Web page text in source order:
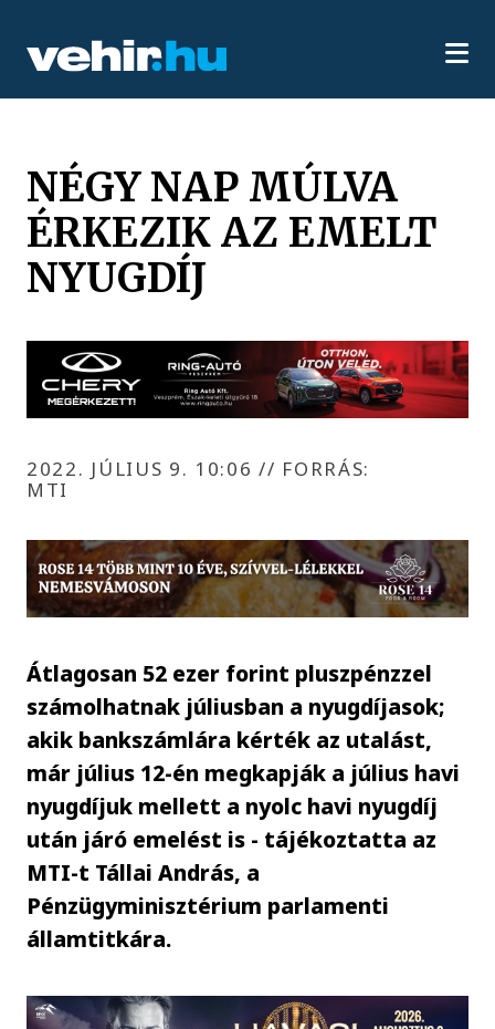
NÉGY NAP MÚLVA
ÉRKEZIK AZ EMELT
NYUGDÍJ
2022. JÚLIUS 9. 10:06// FORRÁS:
MTI
Átlagosan 52 ezer forint pluszpénzzel
számolhatnak júliusban a nyugdíjasok;
akik bankszámlára kérték az utalást,
már július 12-én megkapják a július havi
nyugdíjuk mellett a nyolc havi nyugdíj
után járó emelést is - tájékoztatta az
MTI-t Tállai András, a
Pénzügyminisztérium parlamenti
államtitkára.